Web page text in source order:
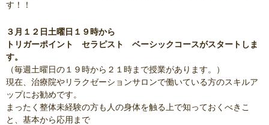
す！！
３月１２日土曜日１９時から
トリガーポイント セラピスト ベーシックコースがスタートしま
す。
（毎週土曜日の１９時から２１時まで授業があります。）
現在、治療院やリラクゼーションサロンで働いている方のスキルア
ップにお勧めです。
まったく整体未経験の方も人の身体を触る上で知っておくべきこ
と、基本から応用まで